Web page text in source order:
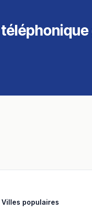
Villes populaires